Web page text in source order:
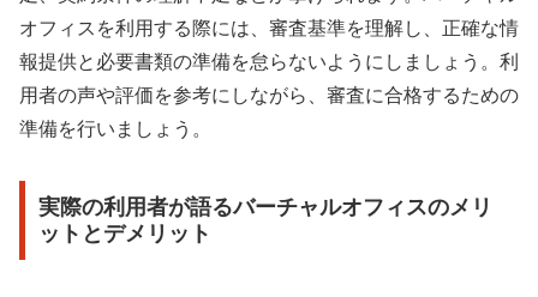
オフィスを利用する際には、審査基準を理解し、正確な情
報提供と必要書類の準備を怠らないようにしましょう。利
用者の声や評価を参考にしながら、審査に合格するための
準備を行いましょう。
実際の利用者が語るバーチャルオフィスのメリ
ットとデメリット